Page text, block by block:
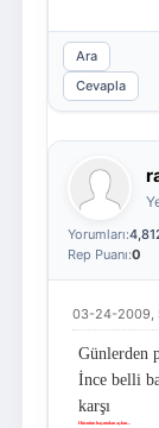
Ara
Cevapla
Yorumları:
Rep Puanı:0
03-24-2009,
Günlerden
İnce belli
karşı
Hüznüm başımdan aşkın...